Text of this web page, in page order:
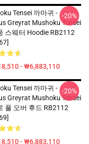
Tensei 까마귀 -
Greyrat Mushoku Tensei
스웨터 Hoodie RB2112
- ₩6,883,110
-20%
Tensei 까마귀 -
Greyrat Mushoku Tensei
풀 오버 후드 RB2112
- ₩6,883,110
-20%